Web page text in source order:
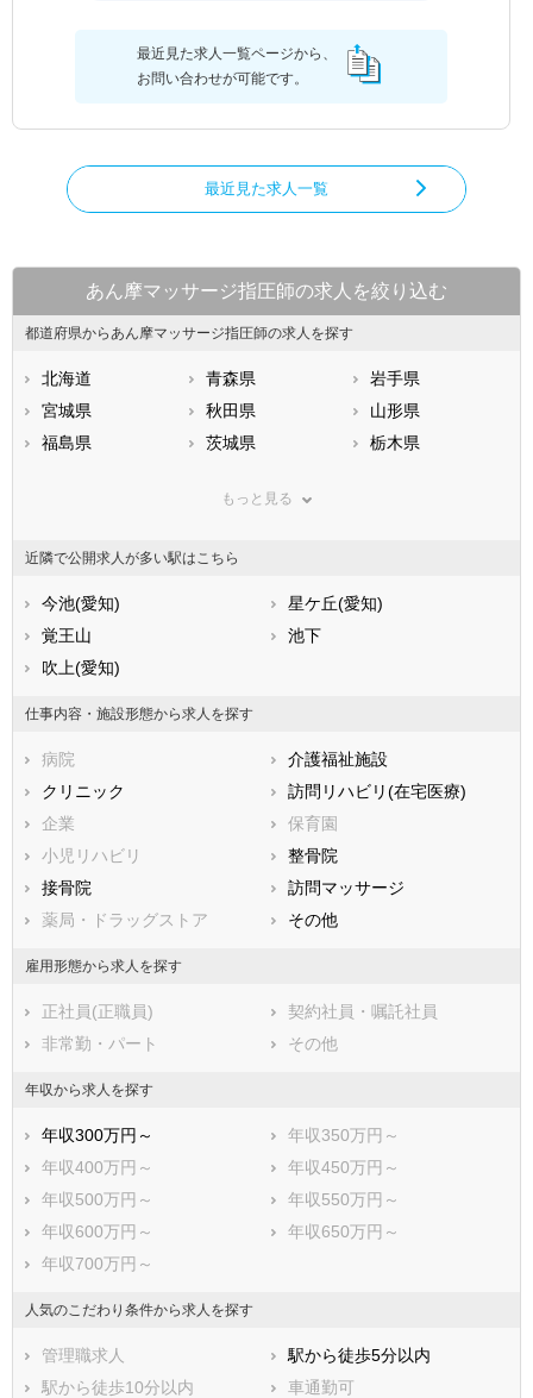
最近見た求人一覧ページから、
お問い合わせが可能です。
最近見た求人一覧
あん摩マッサージ指圧師の求人を絞り込む
都道府県からあん摩マッサージ指圧師の求人を探す
北海道 青森県
岩手県
宮城県
秋田県
山形県
福島県
茨城県
栃木県
神奈川県
石川県
福井県
静岡県
三重県
滋賀県
兵庫県
香川県
高知県
福岡県
長崎県
熊本県
鹿児島県
もっと見る
近隣で公開求人が多い駅はこちら
今池(愛知)
星ケ丘(愛知)
覚王山
池下
吹上(愛知)
仕事内容・施設形態から求人を探す
病院
介護福祉施設
クリニック
訪問リハビリ(在宅医療)
企業
保育園
小児リハビリ
整骨院
接骨院
訪問マッサージ
薬局・ドラッグストア
その他
雇用形態から求人を探す
正社員(正職員)
契約社員・嘱託社員
非常勤・パート
その他
年収から求人を探す
年収300万円～
年収350万円～
年収400万円～
年収450万円～
年収500万円～
年収550万円～
年収600万円～
年収650万円～
年収700万円～
人気のこだわり条件から求人を探す
管理職求人
駅から徒歩5分以内
駅から徒歩10分以内
車通勤可